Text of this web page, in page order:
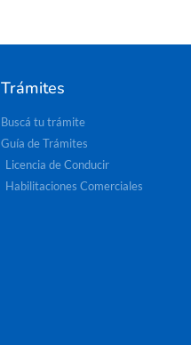
Trámites
Buscá tu trámite
Guía de Trámites
Licencia de Conducir
Habilitaciones Comerciales